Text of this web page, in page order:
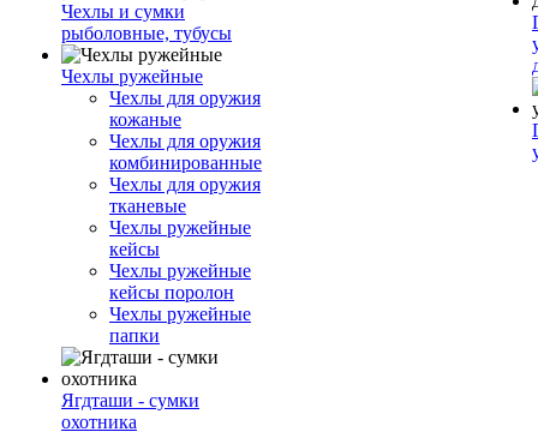
Чехлы и сумки
рыболовные, тубусы
Чехлы ружейные
Чехлы для оружия
кожаные
Чехлы для оружия
комбинированные
Чехлы для оружия
тканевые
Чехлы ружейные
кейсы
Чехлы ружейные
кейсы поролон
Чехлы ружейные
папки
Ягдташи - сумки
охотника